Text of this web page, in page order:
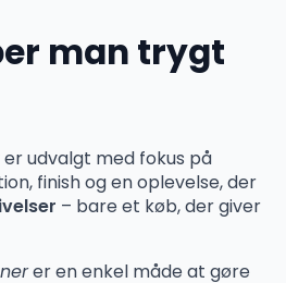
man trygt
er udvalgt med fokus på
finish og en oplevelse, der
– bare et køb, der giver
er en enkel måde at gøre